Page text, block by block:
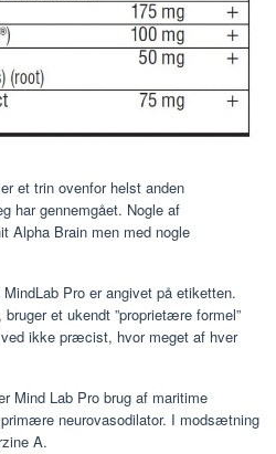
et trin ovenfor helst anden
har gennemgået. Nogle af
Alpha Brain men med nogle
Pro er angivet på etiketten.
et ukendt ”proprietære formel”
ikke præcist, hvor meget af hver
Mind Lab Pro brug af maritime
neurovasodilator. I modsætning
A.